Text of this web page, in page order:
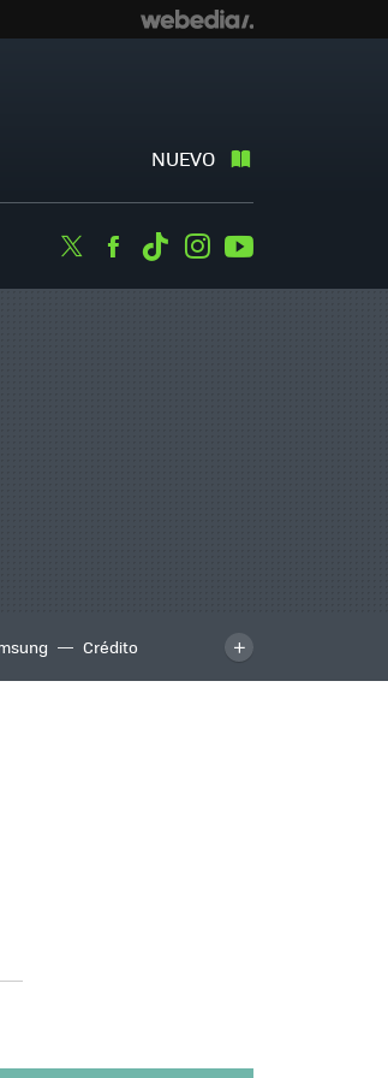
NUEVO
TwitterFacebook
TiktokInstagram
Crédito